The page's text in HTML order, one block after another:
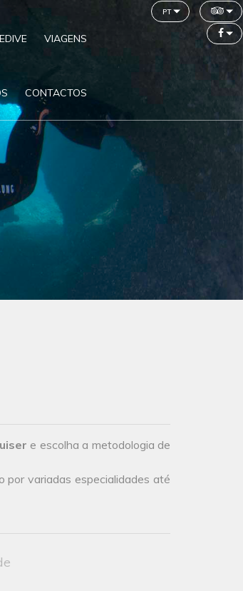
VIAGENS
CONTACTOS
pt
e escolha a metodologia de
por variadas especialidades até